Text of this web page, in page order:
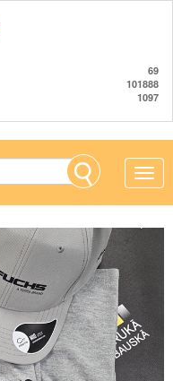
69
101888
1097
Toggle